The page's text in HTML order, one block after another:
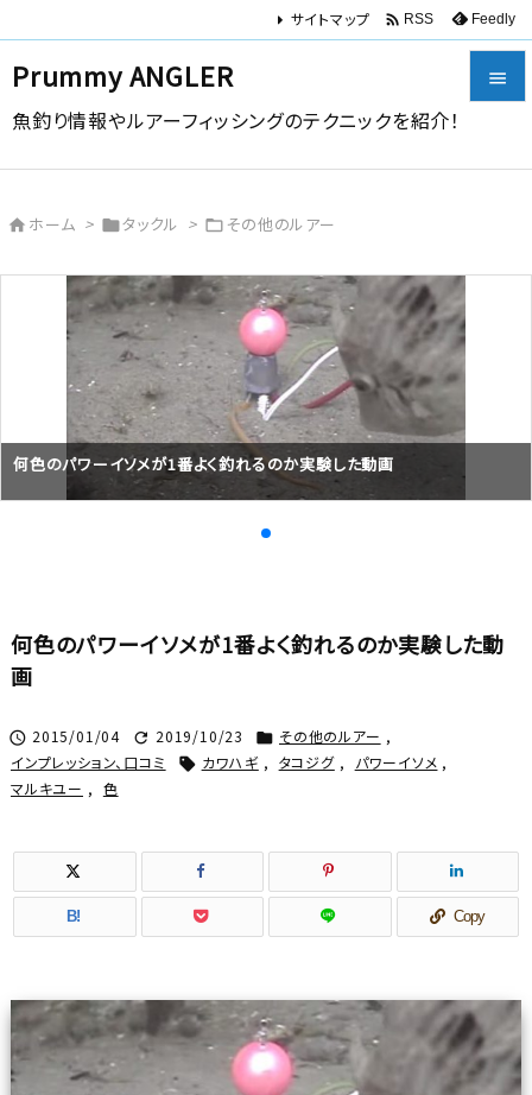
Prummy ANGLER
魚釣り情報やルアーフィッシングのテクニックを紹介！


サイトマップ  RSS Feedly
 ホーム > タックル >  その他のルアー
何色のパワーイソメが1番よく釣れるのか実験した動画
何色のパワーイソメが1番よく釣れるのか実験した動
画
 2015/01/04  2019/10/23  その他のルアー ,
インプレッション、口コミ
 カワハギ , タコジグ , パワーイソメ ,
マルキユー , 色
B! Copy